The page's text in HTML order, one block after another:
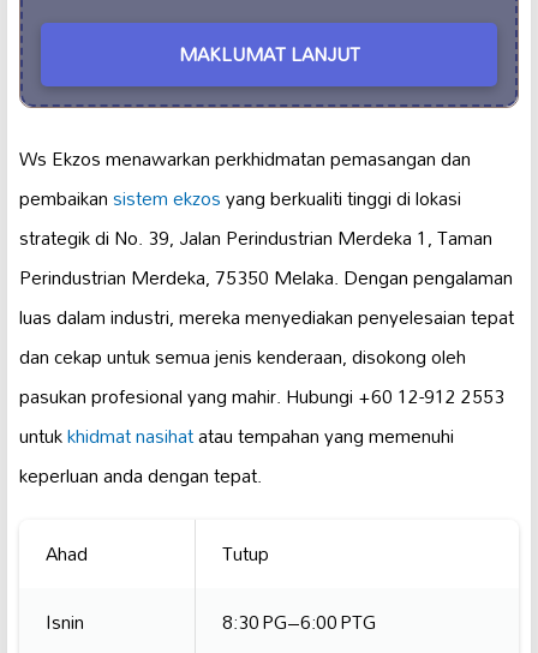
MAKLUMAT LANJUT
Ws Ekzos menawarkan perkhidmatan pemasangan dan
pembaikansistem ekzosyang berkualiti tinggi di lokasi
strategik di No. 39, Jalan Perindustrian Merdeka 1, Taman
Perindustrian Merdeka, 75350 Melaka. Dengan pengalaman
luas dalam industri, mereka menyediakan penyelesaian tepat
dan cekap untuk semua jenis kenderaan, disokong oleh
pasukan profesional yang mahir. Hubungi +60 12-912 2553
untukkhidmat nasihatatau tempahan yang memenuhi
keperluan anda dengan tepat.
Ahad
Tutup
Isnin
8:30 PG–6:00 PTG